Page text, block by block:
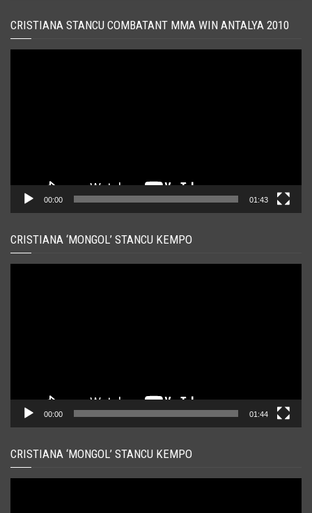
CRISTIANA STANCU COMBATANT MMA WIN ANTALYA 2010
00:00 01:43
CRISTIANA ‘MONGOL’ STANCU KEMPO
00:00 01:44
CRISTIANA ‘MONGOL’ STANCU KEMPO